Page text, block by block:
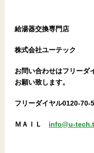
給湯器交換専門店
株式会社ユーテック
お問い合わせはフリーダ
お願い致します。
フリーダイヤル0120-70-
ＭＡＩＬ info@u-